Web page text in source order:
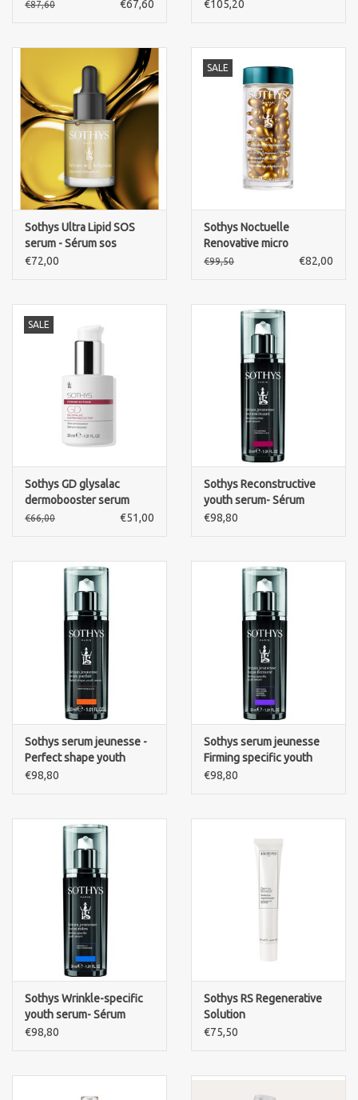
€87,60 €67,60 €105,20
Sothys Ultra Lipid SOS
serum - Sérum sos
Relipidant
€72,00
SALE
Sothys Noctuelle
Renovative micro
capsules -Serum with
€99,50 €82,00
SALE
Sothys GD glysalac
dermobooster serum
Booster
€66,00 €51,00
Sothys Reconstructive
youth serum- Sérum
jeunesse reconstituant
€98,80
Sothys serum jeunesse -
Perfect shape youth
serum
€98,80
Sothys serum jeunesse
Firming specific youth
serum- jeunesse focus
€98,80
Sothys Wrinkle-specific
youth serum- Sérum
jeunesse focus rides
€98,80
Sothys RS Regenerative
Solution
€75,50